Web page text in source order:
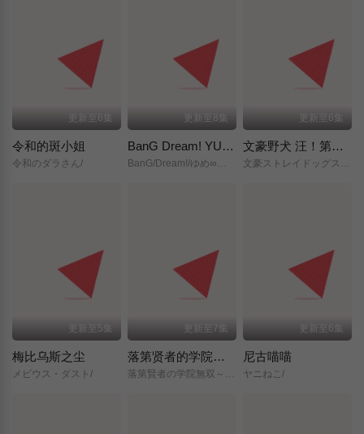
更新至6集
令和的斑小姐
令和のダラさん/
更新至8集
BanG Dream! YUME∞MITA
更新至6集
文豪野犬 汪！第二季
更新至5集
梅比乌斯之尘
メビウス・ダスト/
更新至7集
落第贤者的学院无双～第二次转生的S级开外挂魔术师冒险录～
落第賢者の学院無双～二度目の転生、Sランクチート魔術師冒険録～/
更新至6集
尼古喵喵
ヤニねこ/